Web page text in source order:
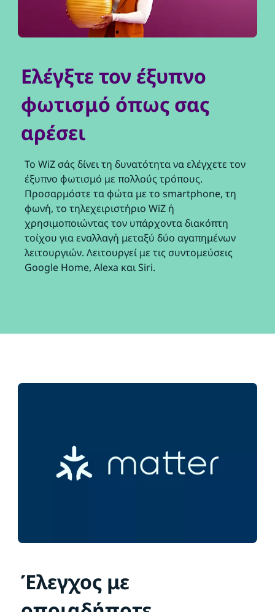
Ελέγξτε τον έξυπνο
φωτισμό όπως σας
αρέσει
Το WiZ σάς δίνει τη δυνατότητα να ελέγχετε τον
έξυπνο φωτισμό με πολλούς τρόπους.
Προσαρμόστε τα φώτα με το smartphone, τη
φωνή, το τηλεχειριστήριο WiZ ή
χρησιμοποιώντας τον υπάρχοντα διακόπτη
τοίχου για εναλλαγή μεταξύ δύο αγαπημένων
λειτουργιών. Λειτουργεί με τις συντομεύσεις
Google Home, Alexa και Siri.
Έλεγχος με